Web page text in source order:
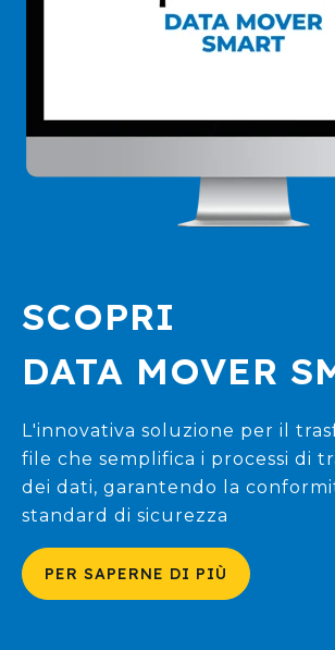
SCOPRI
DATA MOVER
L'innovativa soluzione per il
file che semplifica i processi di
dei dati, garantendo la
standard di sicurezza
PER SAPERNE DI PIÙ